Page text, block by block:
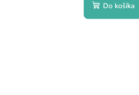
Do košíka